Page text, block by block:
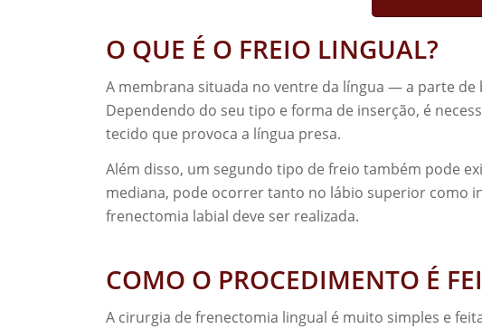
O QUE É O FREIO LINGUAL?
A membrana situada no ventre da língua — a parte
Dependendo do seu tipo e forma de inserção, é
tecido que provoca a língua presa.
Além disso, um segundo tipo de freio também pode
mediana, pode ocorrer tanto no lábio superior como
frenectomia labial deve ser realizada.
COMO O PROCEDIMENTO É
A cirurgia de frenectomia lingual é muito simples e